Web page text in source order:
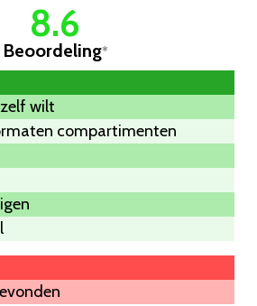
8.6
Beoordeling*
wilt
compartimenten